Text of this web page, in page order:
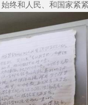
终和人民、和国家紧紧